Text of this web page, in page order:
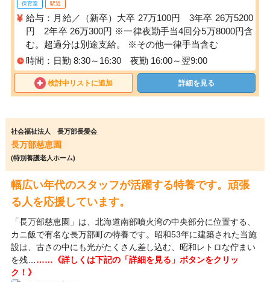
保育室 駅近
給与：月給／（新卒）大卒 27万100円 3年卒 26万5200
円 2年卒 26万300円 ※一律夜勤手当4回分5万8000円含
む。超過分は別途支給。 ※その他一律手当含む
時間：日勤 8:30～16:30 夜勤 16:00～翌9:00
検討中リストに追加 詳細を見る
社会福祉法人 長万部長愛会
長万部慈恵園
(特別養護老人ホーム)
幅広い年代のスタッフが活躍する特養です。頑張
る人を応援しています。
「長万部慈恵園」は、北海道南部噴火湾の中央部分に位置する、
カニ飯で有名な長万部町の特養です。昭和53年に建築された当施
設は、古さの中にも光がたくさん差し込む、昭和レトロな佇まい
を残… ……《詳しくは下記の「詳細を見る」ボタンをクリッ
ク！》